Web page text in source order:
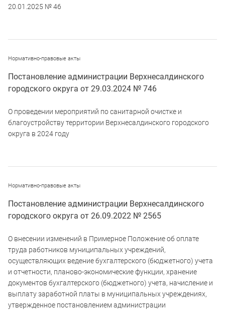
20.01.2025 № 46
Нормативно-правовые акты
Постановление администрации Верхнесалдинского
городского округа от 29.03.2024 № 746
О проведении мероприятий по санитарной очистке и
благоустройству территории Верхнесалдинского городского
округа в 2024 году
Нормативно-правовые акты
Постановление администрации Верхнесалдинского
городского округа от 26.09.2022 № 2565
О внесении изменений в Примерное Положение об оплате
труда работников муниципальных учреждений,
осуществляющих ведение бухгалтерского (бюджетного) учета
и отчетности, планово-экономические функции, хранение
документов бухгалтерского (бюджетного) учета, начисление и
выплату заработной платы в муниципальных учреждениях,
утвержденное постановлением администрации